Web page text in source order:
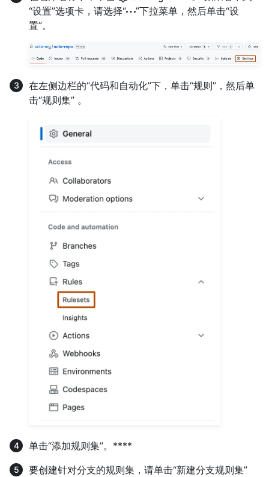
“设置”选项卡，请选择“
”下拉菜单，然后单击“设
置”。
在左侧边栏的“代码和自动化”下，单击“规则”，然后单
击“规则集” 。
单击“添加规则集”。****
要创建针对分支的规则集，请单击“新建分支规则集”